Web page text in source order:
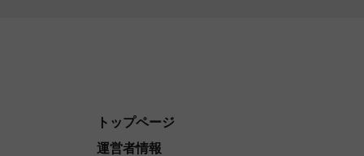
トップページ
運営者情報